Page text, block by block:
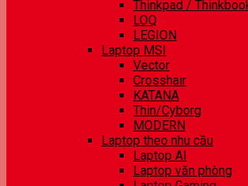
Thinkpad /
LOQ
LEGION
Laptop MSI
Vector
Crosshair
KATANA
Thin/Cyborg
MODERN
Laptop theo nhu cầu
Laptop AI
Laptop văn phòng